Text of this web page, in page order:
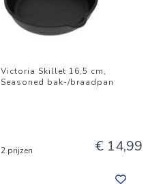
Victoria Skillet 16,5 cm,
Seasoned bak-/braadpan
2 prijzen € 14,99